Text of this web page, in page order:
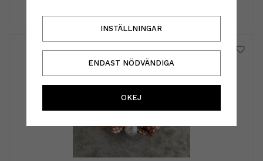
INSTÄLLNINGAR
ENDAST NÖDVÄNDIGA
OKEJ